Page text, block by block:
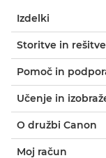
Izdelki
Storitve in rešitve
Pomoč in
Učenje in
O družbi Canon
Moj račun